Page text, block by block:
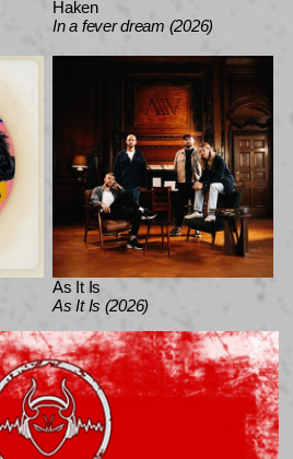
Haken
In a fever dream (2026)
As It Is
As It Is (2026)